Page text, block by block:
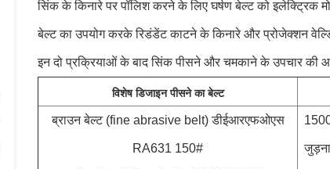
सिंक के किनारे पर पॉलिश करने के लिए घर्षण बेल्ट को इलेक्ट्रिक
बेल्ट का उपयोग करके रिडंडेंट काटने के किनारे और प्रोजेक्शन
इन दो प्रक्रियाओं के बाद सिंक पीसने और चमकाने के उपचार की
विशेष डिजाइन पीसने का बेल्ट
ब्राउन बेल्ट (fine abrasive belt) डीईआरएफओएस
RA631 150#